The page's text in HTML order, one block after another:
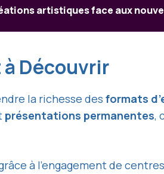
artistiques face aux
à Découvrir
la richesse des formats
présentations permanentes,
à l’engagement de